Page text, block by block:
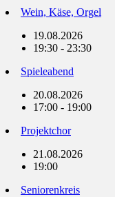
Wein, Käse, Orgel
19.08.2026
19:30 - 23:30
Spieleabend
20.08.2026
17:00 - 19:00
Projektchor
21.08.2026
19:00
Seniorenkreis